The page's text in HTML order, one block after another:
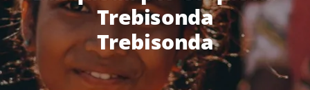
Trebisonda
Trebisonda